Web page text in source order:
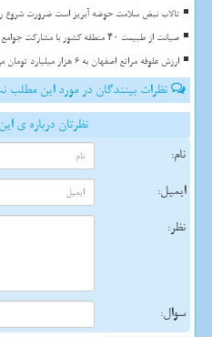
تالاب نبض سلامت حوضه آبریز است ضرورت شروع
صیانت از طبیعت ۴۰ منطقه کشور با مشارکت جوامع محلی
ارزش علوفه مراتع اصفهان به 6 هزار میلیارد تومان می رسد
نظرات بینندگان در مورد این مطلب
نظرتان درباره ی
نام:
ایمیل:
نظر:
سوال: